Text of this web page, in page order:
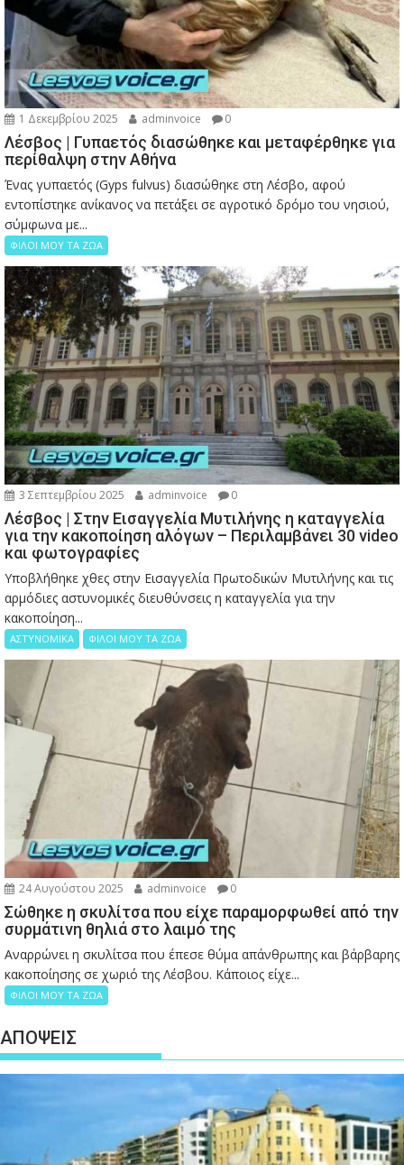
1 Δεκεμβρίου 2025 adminvoice 0
Λέσβος | Γυπαετός διασώθηκε και μεταφέρθηκε για
περίθαλψη στην Αθήνα
Ένας γυπαετός (Gyps fulvus) διασώθηκε στη Λέσβο, αφού
εντοπίστηκε ανίκανος να πετάξει σε αγροτικό δρόμο του νησιού,
σύμφωνα με...
ΦΙΛΟΙ ΜΟΥ ΤΑ ΖΩΑ
3 Σεπτεμβρίου 2025 adminvoice 0
Λέσβος | Στην Εισαγγελία Μυτιλήνης η καταγγελία
για την κακοποίηση αλόγων – Περιλαμβάνει 30 video
και φωτογραφίες
Υποβλήθηκε χθες στην Εισαγγελία Πρωτοδικών Μυτιλήνης και τις
αρμόδιες αστυνομικές διευθύνσεις η καταγγελία για την
κακοποίηση...
ΑΣΤΥΝΟΜΙΚΑ ΦΙΛΟΙ ΜΟΥ ΤΑ ΖΩΑ
24 Αυγούστου 2025 adminvoice 0
Σώθηκε η σκυλίτσα που είχε παραμορφωθεί από την
συρμάτινη θηλιά στο λαιμό της
Αναρρώνει η σκυλίτσα που έπεσε θύμα απάνθρωπης και βάρβαρης
κακοποίησης σε χωριό της Λέσβου. Κάποιος είχε...
ΦΙΛΟΙ ΜΟΥ ΤΑ ΖΩΑ
ΑΠΟΨΕΙΣ